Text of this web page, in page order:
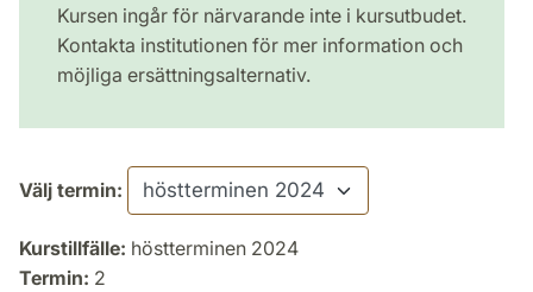
Kursen ingår för närvarande inte i kursutbudet.
Kontakta institutionen för mer information och
möjliga ersättningsalternativ.
Välj termin:
Kurstillfälle: höstterminen 2024
Termin: 2